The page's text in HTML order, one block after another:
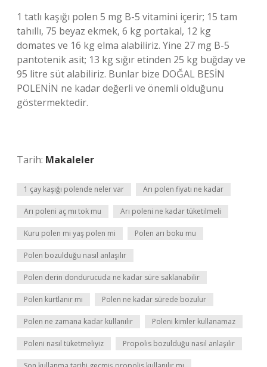
1 tatlı kaşığı polen 5 mg B-5 vitamini içerir; 15 tam
tahıllı, 75 beyaz ekmek, 6 kg portakal, 12 kg
domates ve 16 kg elma alabiliriz. Yine 27 mg B-5
pantotenik asit; 13 kg sığır etinden 25 kg buğday ve
95 litre süt alabiliriz. Bunlar bize DOĞAL BESİN
POLENİN ne kadar değerli ve önemli olduğunu
göstermektedir.
Tarih: Makaleler
1 çay kaşığı polende neler var Arı polen fiyatı ne kadar
Arı poleni aç mı tok mu Arı poleni ne kadar tüketilmeli
Kuru polen mi yaş polen mi Polen arı boku mu
Polen bozulduğu nasıl anlaşılır
Polen derin dondurucuda ne kadar süre saklanabilir
Polen kurtlanır mı Polen ne kadar sürede bozulur
Polen ne zamana kadar kullanılır Poleni kimler kullanamaz
Poleni nasıl tüketmeliyiz Propolis bozulduğu nasıl anlaşılır